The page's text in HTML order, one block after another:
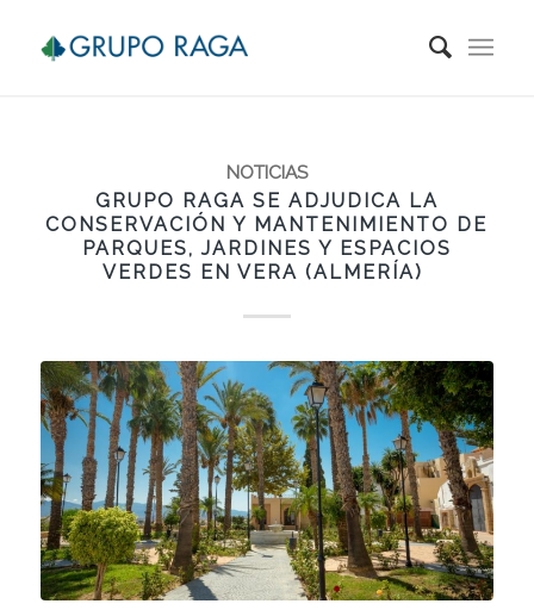
NOTICIAS
GRUPO RAGA SE ADJUDICA LA
CONSERVACIÓN Y MANTENIMIENTO DE
PARQUES, JARDINES Y ESPACIOS
VERDES EN VERA (ALMERÍA)